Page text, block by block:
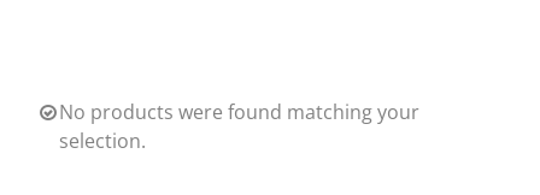
No products were found matching your
selection.